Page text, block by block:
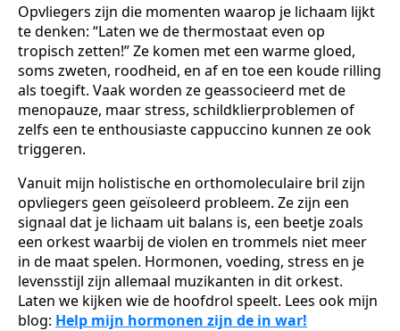
Opvliegers zijn die momenten waarop je lichaam lijkt
te denken: “Laten we de thermostaat even op
tropisch zetten!” Ze komen met een warme gloed,
soms zweten, roodheid, en af en toe een koude rilling
als toegift. Vaak worden ze geassocieerd met de
menopauze, maar stress, schildklierproblemen of
zelfs een te enthousiaste cappuccino kunnen ze ook
triggeren.
Vanuit mijn holistische en orthomoleculaire bril zijn
opvliegers geen geïsoleerd probleem. Ze zijn een
signaal dat je lichaam uit balans is, een beetje zoals
een orkest waarbij de violen en trommels niet meer
in de maat spelen. Hormonen, voeding, stress en je
levensstijl zijn allemaal muzikanten in dit orkest.
Laten we kijken wie de hoofdrol speelt. Lees ook mijn
blog: Help mijn hormonen zijn de in war!